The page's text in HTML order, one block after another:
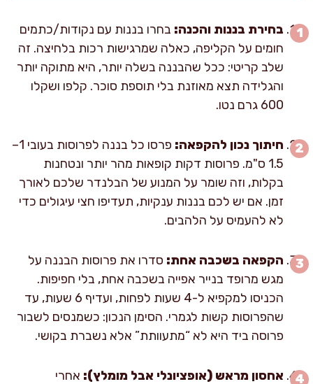
בחירת בננות והכנה: בחרו בננות עם נקודות/כתמים
חומים על הקליפה, כאלה שמרגישות רכות בלחיצה. זה
שלב קריטי: ככל שהבננה בשלה יותר, היא מתוקה יותר
והגלידה תצא מאוזנת בלי תוספת סוכר. קלפו ושקלו
600 גרם נטו.
חיתוך נכון להקפאה:
פרסו כל בננה לפרוסות בעובי 1–
1.5 ס"מ. פרוסות דקות קופאות מהר יותר ונטחנות
בקלות, וזה שומר על המנוע של הבלנדר שלכם לאורך
זמן. אם יש לכם בננות ענקיות, תעדיפו חצי עיגולים כדי
לא להעמיס על הלהבים.
הקפאה בשכבה אחת: סדרו את פרוסות הבננה על
מגש מרופד בנייר אפייה בשכבה אחת, בלי חפיפות.
הכניסו למקפיא ל-4 שעות לפחות, ועדיף 6 שעות, עד
שהפרוסות קשות לגמרי. הסימן הנכון: כשמנסים לשבור
פרוסה ביד היא לא “מתעוותת” אלא נשברת בקושי.
אחסון מראש (אופציונלי אבל מומלץ): אחרי